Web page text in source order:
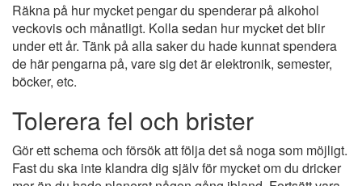
Räkna på hur mycket pengar du spenderar på alkohol
veckovis och månatligt. Kolla sedan hur mycket det blir
under ett år. Tänk på alla saker du hade kunnat spendera
de här pengarna på, vare sig det är elektronik, semester,
böcker, etc.
Tolerera fel och brister
Gör ett schema och försök att följa det så noga som möjligt.
Fast du ska inte klandra dig själv för mycket om du dricker